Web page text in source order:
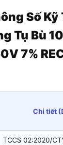
Số
Tụ Bù
7%
Chi tiết
TCCS 02:2020/